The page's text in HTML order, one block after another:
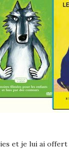
et je lui ai